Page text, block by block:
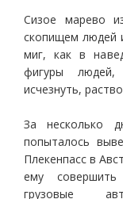
Сизое марево
скопищем людей
миг, как в
фигуры
исчезнуть,
За несколько
попыталось
Плекенпасс в
ему
грузовые